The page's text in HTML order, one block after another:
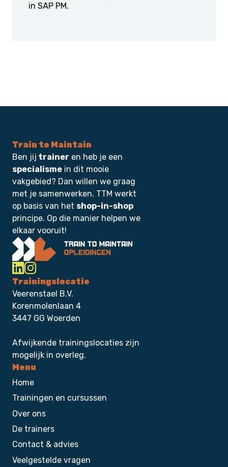
in SAP PM.
Train to Maintain
Ben jij trainer en heb je een
specialisme in dit mooie
vakgebied? Dan willen we graag
met je samenwerken. TTM werkt
op basis van het shop-in-shop
principe. Op die manier helpen we
elkaar vooruit!
Trainingslocatie
Veerenstael B.V.
Korenmolenlaan 4
3447 GG Woerden
Afwijkende trainingslocaties zijn
mogelijk in overleg.
Menu
Home
Trainingen en cursussen
Over ons
De trainers
Contact & advies
Veelgestelde vragen